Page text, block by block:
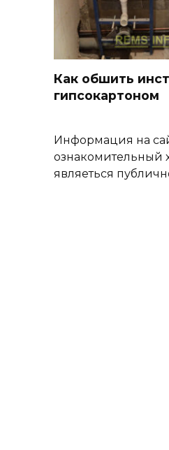
Как обшить
гипсокартоном
Информация на
ознакомительный
являеться